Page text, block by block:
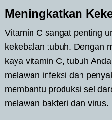
Meningkatkan
Vitamin C sangat penting
kekebalan tubuh. Dengan
kaya vitamin C, tubuh
melawan infeksi dan
membantu produksi sel
melawan bakteri dan virus.